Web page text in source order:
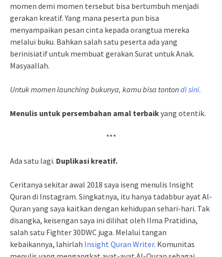
momen demi momen tersebut bisa bertumbuh menjadi
gerakan kreatif. Yang mana peserta pun bisa
menyampaikan pesan cinta kepada orangtua mereka
melalui buku. Bahkan salah satu peserta ada yang
berinisiatif untuk membuat gerakan Surat untuk Anak.
Masyaallah.
Untuk momen launching bukunya, kamu bisa tontondi sini.
Menulis untuk persembahan amal terbaikyang otentik.
***
Ada satu lagi. Duplikasi kreatif.
Ceritanya sekitar awal 2018 saya iseng menulis Insight
Quran di Instagram. Singkatnya, itu hanya tadabbur ayat Al-
Quran yang saya kaitkan dengan kehidupan sehari-hari. Tak
disangka, keisengan saya ini dilihat oleh Ilma Pratidina,
salah satu Fighter 30DWC juga. Melalui tangan
kebaikannya, lahirlah Insight Quran Writer. Komunitas